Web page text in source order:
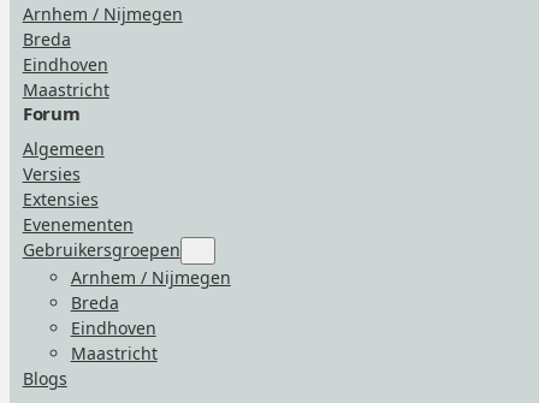
Arnhem / Nijmegen
Breda
Eindhoven
Maastricht
Forum
Algemeen
Versies
Extensies
Evenementen
Gebruikersgroepen
for
“Gebruikersgroepen”
Arnhem / Nijmegen
Breda
Eindhoven
Maastricht
Blogs